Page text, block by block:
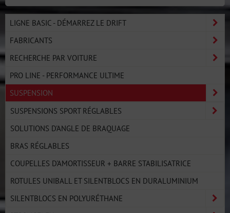
LIGNE BASIC - DÉMARREZ LE DRIFT
FABRICANTS
RECHERCHE PAR VOITURE
PRO LINE - PERFORMANCE ULTIME
SUSPENSION
SUSPENSIONS SPORT RÉGLABLES
SOLUTIONS D'ANGLE DE BRAQUAGE
BRAS RÉGLABLES
COUPELLES D'AMORTISSEUR + BARRE STABILISATRICE
ROTULES UNIBALL ET SILENTBLOCS EN DURALUMINIUM
SILENTBLOCS EN POLYURÉTHANE